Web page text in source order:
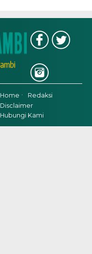
Home
Redaksi
Disclaimer
Hubungi Kami